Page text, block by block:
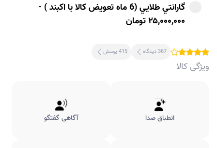
گارانتي طلايي (6 ماه تعويض کالا با اکبند ) -
۲۵,۰۰۰,۰۰۰ تومان
367 دیدگاه 415 پرسش
ویژگی کالا
انطباق صدا آگاهی گفتگو